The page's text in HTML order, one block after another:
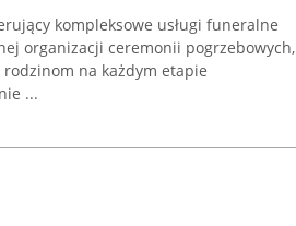
kompleksowe usługi funeralne
organizacji ceremonii pogrzebowych,
na każdym etapie
...